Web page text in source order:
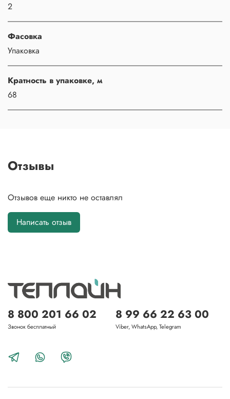
2
Фасовка
Упаковка
Кратность в упаковке, м
68
Отзывы
Отзывов еще никто не оставлял
Написать отзыв
8 800 201 66 02
Звонок бесплатный
8 99 66 22 63 00
Viber, WhatsApp, Telegram